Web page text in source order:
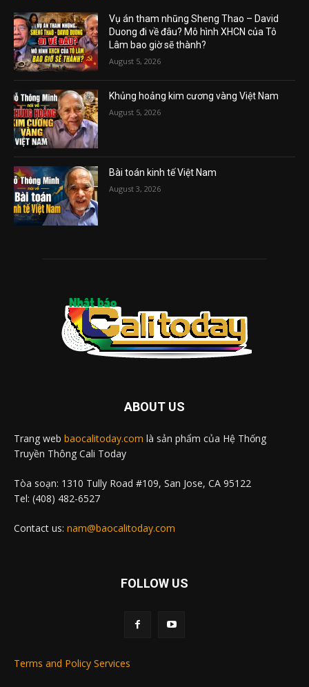
Vụ án tham nhũng Sheng Thao – David
Duong đi về đâu? Mô hình XHCN của Tô
Lâm bao giờ sẽ thành?
August 5, 2026
Khủng hoảng kim cương vàng Việt Nam
August 5, 2026
Bài toán kinh tế Việt Nam
August 3, 2026
ABOUT US
Trang web baocalitoday.com là sản phẩm của Hệ Thống
Truyền Thông Cali Today
Tòa soạn: 1310 Tully Road #109, San Jose, CA 95122
Tel: (408) 482-6527
Contact us: nam@baocalitoday.com
FOLLOW US
Terms and Policy Services